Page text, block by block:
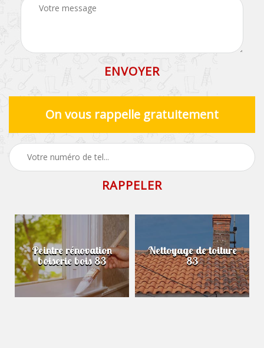
On vous rappelle gratuitement
Peintre rénovation
boiserie bois 83
Nettoyage de toiture
83